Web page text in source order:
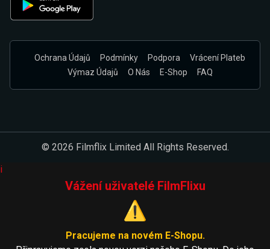
Ochrana Údajů Podmínky Podpora
Vrácení Plateb
Výmaz Údajů
O Nás E-Shop FAQ
© 2026 Filmflix Limited All Rights Reserved.
i
Vážení uživatelé FilmFlixu
⚠️
Pracujeme na novém E-Shopu.